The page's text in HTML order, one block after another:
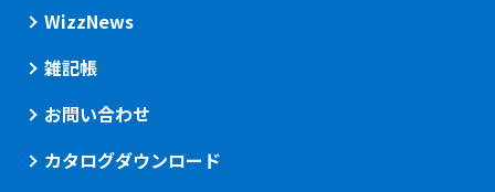
WizzNews
雑記帳
お問い合わせ
カタログダウンロード